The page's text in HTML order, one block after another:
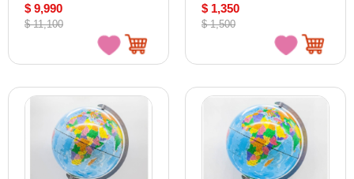
$ 9,990
$ 11,100
$ 1,350
$ 1,500